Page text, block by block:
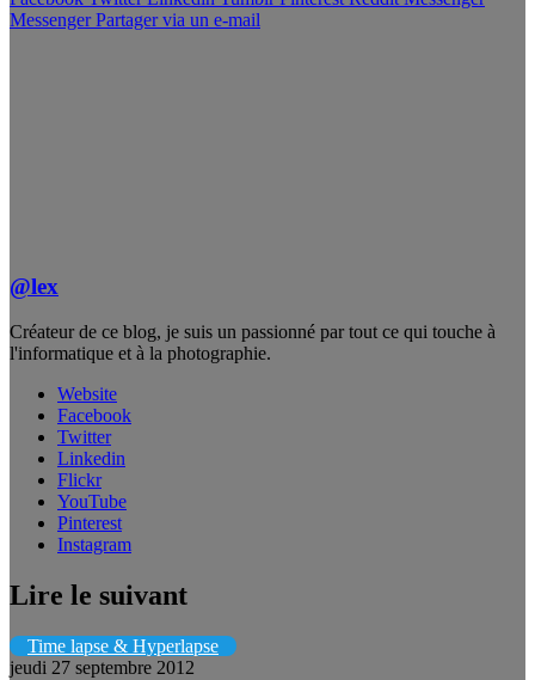
Messenger Partager via un e-mail
@lex
Créateur de ce blog, je suis un passionné par tout ce qui touche à
l'informatique et à la photographie.
Website
Facebook
Twitter
Linkedin
Flickr
YouTube
Pinterest
Instagram
Lire le suivant
Time lapse & Hyperlapse
jeudi 27 septembre 2012